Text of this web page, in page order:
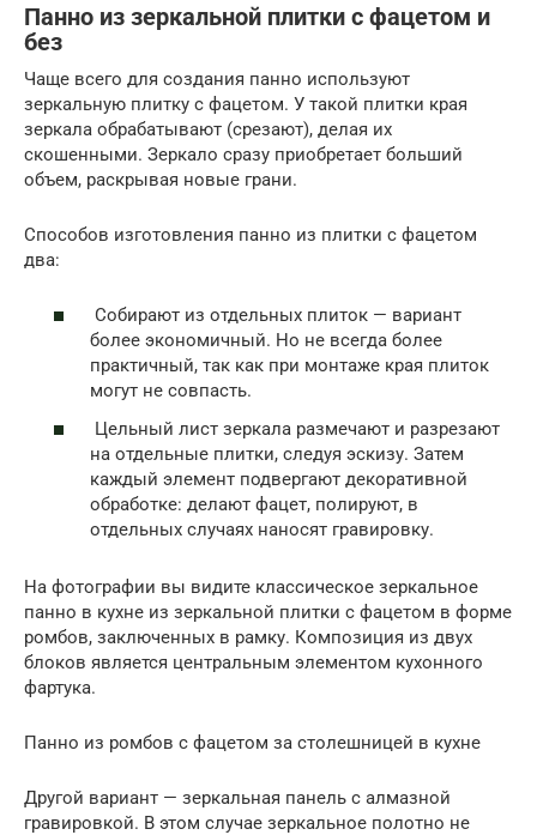
Панно из зеркальной плитки с фацетом и
без
Чаще всего для создания панно используют
зеркальную плитку с фацетом. У такой плитки края
зеркала обрабатывают (срезают), делая их
скошенными. Зеркало сразу приобретает больший
объем, раскрывая новые грани.
Способов изготовления панно из плитки с фацетом
два:
Собирают из отдельных плиток — вариант
более экономичный. Но не всегда более
практичный, так как при монтаже края плиток
могут не совпасть.
Цельный лист зеркала размечают и разрезают
на отдельные плитки, следуя эскизу. Затем
каждый элемент подвергают декоративной
обработке: делают фацет, полируют, в
отдельных случаях наносят гравировку.
На фотографии вы видите классическое зеркальное
панно в кухне из зеркальной плитки с фацетом в форме
ромбов, заключенных в рамку. Композиция из двух
блоков является центральным элементом кухонного
фартука.
Панно из ромбов с фацетом за столешницей в кухне
Другой вариант — зеркальная панель с алмазной
гравировкой. В этом случае зеркальное полотно не